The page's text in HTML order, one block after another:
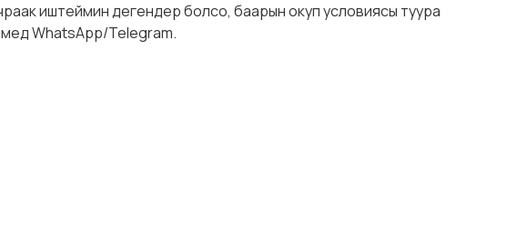
иштеймин дегендер болсо, баарын окуп условиясы туура
WhatsApp/Telegram.